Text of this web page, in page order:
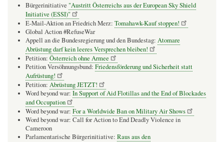
Bürgerinitiative "Austritt Österreichs aus der European Sky Shield
Initiative (ESSI)"
E-Mail-Aktion an Friedrich Merz: Tomahawk-Kauf stoppen!
Global Action #RefuseWar
Appell an die Bundesregierung und den Bundestag: Atomare
Abrüstung darf kein leeres Versprechen bleiben!
Petition: Österreich ohne Armee
Petition Versöhnungsbund: Friedensförderung und Sicherheit statt
Aufrüstung!
Petition: Abrüstung JETZT!
Word beyond war: In Support of Aid Flotillas and the End of Blockades
and Occupation
Word beyond war: For a Worldwide Ban on Military Air Shows
Word beyond war: Call for Action to End Deadly Violence in
Cameroon
Parlamentarische Bürgerinitiative: Raus aus den